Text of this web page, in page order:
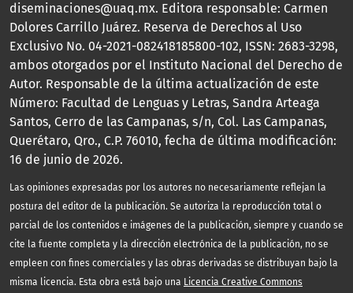
diseminaciones@uaq.mx. Editora responsable: Carmen
Dolores Carrillo Juárez. Reserva de Derechos al Uso
Exclusivo No. 04-2021-082418185800-102, ISSN: 2683-3298,
ambos otorgados por el Instituto Nacional del Derecho de
Autor. Responsable de la última actualización de este
Número: Facultad de Lenguas y Letras, Sandra Arteaga
Santos, Cerro de las Campanas, s/n, Col. Las Campanas,
Querétaro, Qro., C.P. 76010, fecha de última modificación:
16 de junio de 2026.
Las opiniones expresadas por los autores no necesariamente reflejan la
postura del editor de la publicación. Se autoriza la reproducción total o
parcial de los contenidos e imágenes de la publicación, siempre y cuando se
cite la fuente completa y la dirección electrónica de la publicación, no se
empleen con fines comerciales y las obras derivadas se distribuyan bajo la
misma licencia. Esta obra está bajo una Licencia Creative Commons